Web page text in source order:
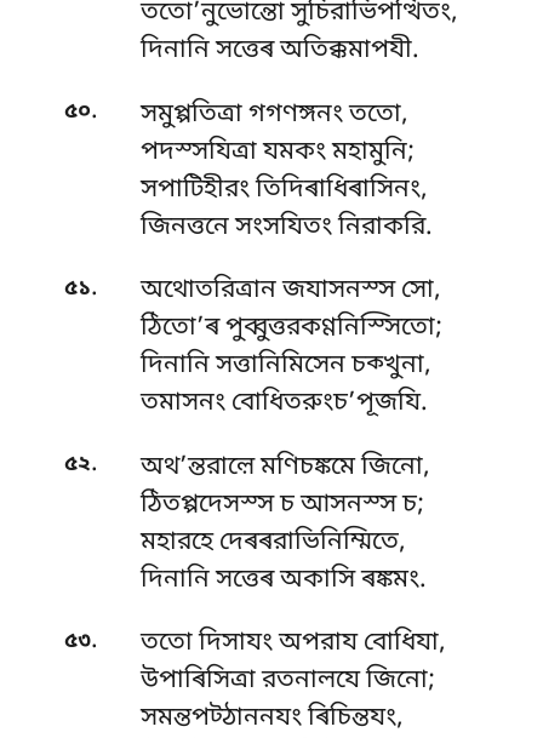
ততো’নুভোন্তো সুচিরাভিপত্থিতং,
দিনানি সত্তেৰ অতিক্কমাপযী.
৫০.
সমুপ্পতিত্ৰা গগণঙ্গনং ততো,
পদস্সযিত্ৰা যমকং মহামুনি;
সপাটিহীরং তিদিৰাধিৰাসিনং,
জিনত্তনে সংসযিতং নিরাকরি.
৫১.
অথোতরিত্ৰান জযাসনস্স সো,
ঠিতো’ৰ পুব্বুত্তরকণ্ণনিস্সিতো;
দিনানি সত্তানিমিসেন চক্খুনা,
তমাসনং বোধিতরুংচ’পূজযি.
৫২.
অথ’ন্তরাল়ে মণিচঙ্কমে জিনো,
ঠিতপ্পদেসস্স চ আসনস্স চ;
মহারহে দেৰৰরাভিনিম্মিতে,
দিনানি সত্তেৰ অকাসি ৰঙ্কমং.
৫৩.
ততো দিসাযং অপরায বোধিযা,
উপাৰিসিত্ৰা রতনালযে জিনো;
সমন্তপট্ঠাননযং ৰিচিন্তযং,